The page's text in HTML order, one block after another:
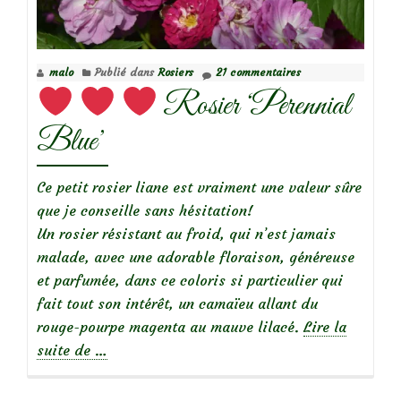
rosier
Brod
malo Publié dans Rosiers 21 commentaires
Rosier ‘Perennial
Blue’
Ce petit rosier liane est vraiment une valeur sûre
que je conseille sans hésitation!
Un rosier résistant au froid, qui n’est jamais
malade, avec une adorable floraison, généreuse
et parfumée, dans ce coloris si particulier qui
fait tout son intérêt, un camaïeu allant du
rouge-pourpe magenta au mauve lilacé. Lire la
suite de …